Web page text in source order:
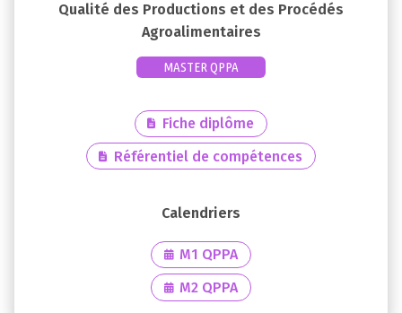
Qualité des Productions et des Procédés
Agroalimentaires
MASTER QPPA
Fiche diplôme
Référentiel de compétences
M1 QPPA
M2 QPPA